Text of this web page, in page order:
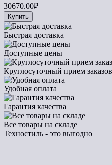
30670.00₽
Купить
Быстрая доставка
Доступные цены
Круглосуточный прием заказов
Удобная оплата
Гарантия качества
Все товары на складе
Техностиль - это выгодно